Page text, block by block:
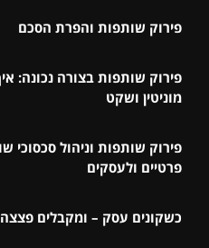
פירוק שותפות והפרת הסכם
פירוק שותפות בצורה נכונה:
מוניטין ושקט
פירוק שותפות וניהול סכסוכי
פרטיים ולעסקים
כשקונים עסק – ומקבלים